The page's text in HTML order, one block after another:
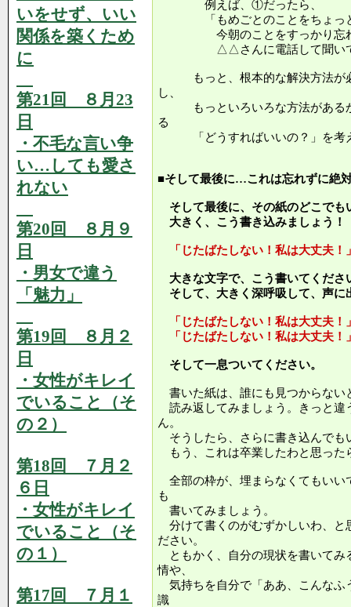
いをせず、いい
関係を築くため
に
第21回 ８月23
日
・不毛な言い争
い…しても愛さ
れない
第20回 ８月９
日
・男女で違う
「魅力」
第19回 ８月２
日
・女性がキレイ
でいること（そ
の２）
第18回 ７月２
６日
・女性がキレイ
でいること（そ
の１）
第17回 ７月１
例えば、①だったら、
「もめごとのことをちょっと
今朝のことをすっかり忘
△△さんに電話して聞いて
もっと、根本的な解決方法が必
し、
もっといろいろな方法があるか
る
「どうすればいいの？」を考え
■そして最後に…これは忘れずに絶
そして最後に、その紙のどこでも
大きく、こう書き込みましょう！
「じたばたしない！私は大丈夫！
大きな文字で、こう書いてくださ
そして、大きく深呼吸して、声に
「じたばたしない！私は大丈夫！
「じたばたしない！私は大丈夫！
そして一息ついてください。
書いた紙は、誰にも見つからない
読み返してみましょう。きっと違
ん。
そうしたら、さらに書き込んでも
もう、これは卒業したわと思った
全部の枠が、埋まらなくてもいい
も
書いてみましょう。
分けて書くのがむずかしいわ、と
ださい。
ともかく、自分の現状を書いてみ
情や、
気持ちを自分で「ああ、こんなふ
識